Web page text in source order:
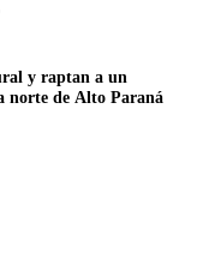
y raptan a un
norte de Alto Paraná